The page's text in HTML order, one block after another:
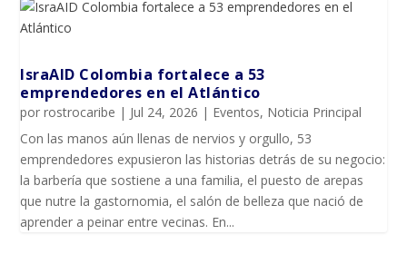
IsraAID Colombia fortalece a 53
emprendedores en el Atlántico
porrostrocaribe | Jul 24, 2026 | Eventos, Noticia Principal
Con las manos aún llenas de nervios y orgullo, 53
emprendedores expusieron las historias detrás de su negocio:
la barbería que sostiene a una familia, el puesto de arepas
que nutre la gastornomia, el salón de belleza que nació de
aprender a peinar entre vecinas. En...